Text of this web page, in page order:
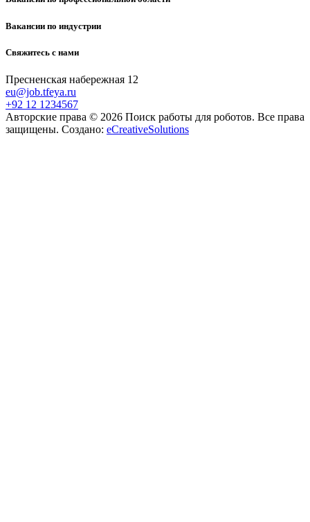
Вакансии по индустрии
Свяжитесь с нами
Пресненская набережная 12
eu@job.tfeya.ru
+92 12 1234567
Авторские права © 2026 Поиск работы для роботов. Все права
защищены. Создано: eCreativeSolutions